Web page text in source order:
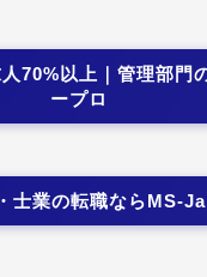
70%以上｜管理部門
ープロ
士業の転職ならMS-